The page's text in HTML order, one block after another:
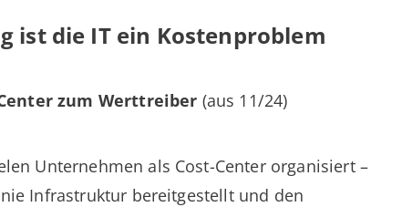
ist die IT ein Kostenproblem
zum Werttreiber (aus 11/24)
Unternehmen als Cost-Center organisiert –
Infrastruktur bereitgestellt und den